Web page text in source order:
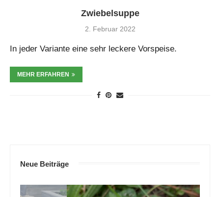
Zwiebelsuppe
2. Februar 2022
In jeder Variante eine sehr leckere Vorspeise.
MEHR ERFAHREN
Neue Beiträge